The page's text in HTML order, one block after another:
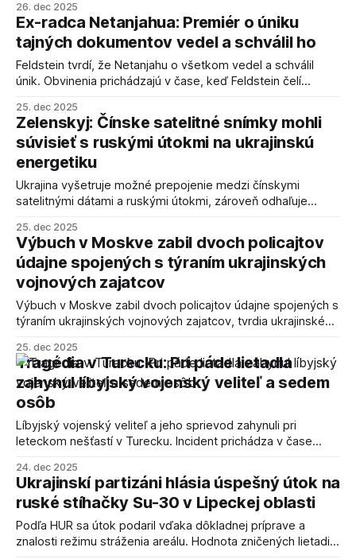
26. dec 2025
Ex-radca Netanjahua: Premiér o úniku
tajných dokumentov vedel a schválil ho
Feldstein tvrdí, že Netanjahu o všetkom vedel a schválil
únik. Obvinenia prichádzajú v čase, keď Feldstein čelí
zapletený aj do kauzy Qatargate.
25. dec 2025
Zelenskyj: Čínske satelitné snímky mohli
súvisieť s ruskými útokmi na ukrajinskú
energetiku
Ukrajina vyšetruje možné prepojenie medzi čínskymi
satelitnými dátami a ruskými útokmi, zároveň odhaľuje
rozmiestnenie rakiet v Bielorusku.
25. dec 2025
Výbuch v Moskve zabil dvoch policajtov
údajne spojených s týraním ukrajinských
vojnových zajatcov
Výbuch v Moskve zabil dvoch policajtov údajne spojených s
týraním ukrajinských vojnových zajatcov, tvrdia ukrajinské
25. dec 2025
Tragédia v Turecku: Pri páde lietadla
zahynul líbyjský vojenský veliteľ a sedem
osôb
Líbyjský vojenský veliteľ a jeho sprievod zahynuli pri
leteckom nešťastí v Turecku. Incident prichádza v čase
líbyjskej armády.
24. dec 2025
Ukrajinskí partizáni hlásia úspešný útok na
ruské stíhačky Su-30 v Lipeckej oblasti
Podľa HUR sa útok podaril vďaka dôkladnej príprave a
znalosti režimu stráženia areálu. Hodnota zničených lietadiel